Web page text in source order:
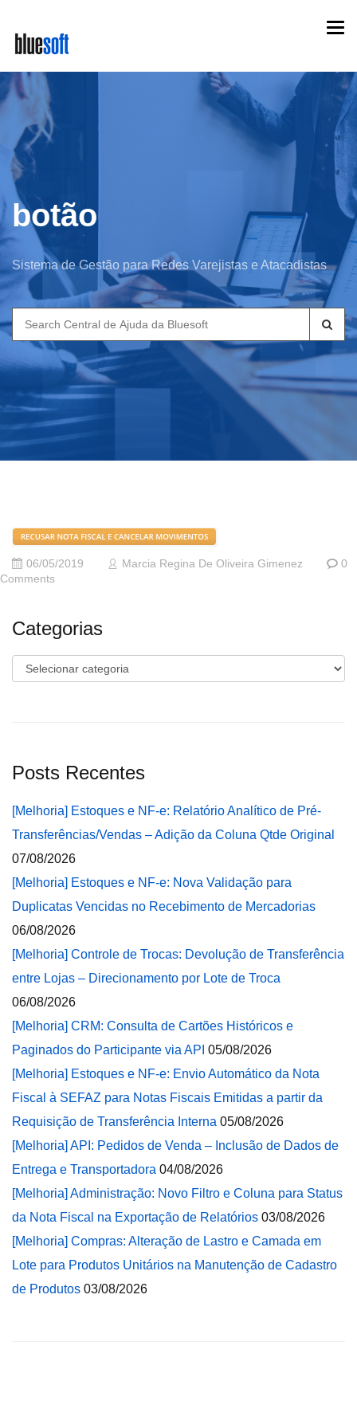
main
content
botão
Sistema de Gestão para Redes Varejistas e Atacadistas
Search
for:
06/05/2019 Marcia Regina De Oliveira Gimenez
0
Comments
Categorias
Categorias
Posts Recentes
[Melhoria] Estoques e NF-e: Relatório Analítico de Pré-
Transferências/Vendas – Adição da Coluna Qtde Original
07/08/2026
[Melhoria] Estoques e NF-e: Nova Validação para
Duplicatas Vencidas no Recebimento de Mercadorias
06/08/2026
[Melhoria] Controle de Trocas: Devolução de Transferência
entre Lojas – Direcionamento por Lote de Troca
06/08/2026
[Melhoria] CRM: Consulta de Cartões Históricos e
Paginados do Participante via API 05/08/2026
[Melhoria] Estoques e NF-e: Envio Automático da Nota
Fiscal à SEFAZ para Notas Fiscais Emitidas a partir da
Requisição de Transferência Interna 05/08/2026
[Melhoria] API: Pedidos de Venda – Inclusão de Dados de
Entrega e Transportadora 04/08/2026
[Melhoria] Administração: Novo Filtro e Coluna para Status
da Nota Fiscal na Exportação de Relatórios 03/08/2026
[Melhoria] Compras: Alteração de Lastro e Camada em
Lote para Produtos Unitários na Manutenção de Cadastro
de Produtos 03/08/2026